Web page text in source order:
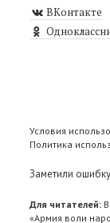
ВКонтакте
Условия
Политика
Заметили
Для читателей:
«Армия воли